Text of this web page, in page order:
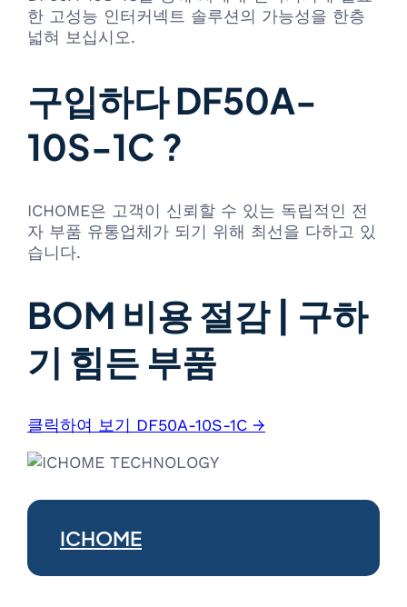
한 고성능 인터커넥트 솔루션의 가능성을 한층
넓혀 보십시오.
구입하다 DF50A-
10S-1C ?
ICHOME은 고객이 신뢰할 수 있는 독립적인 전
자 부품 유통업체가 되기 위해 최선을 다하고 있
습니다.
BOM 비용 절감 | 구하
기 힘든 부품
클릭하여 보기 DF50A-10S-1C →
ICHOME